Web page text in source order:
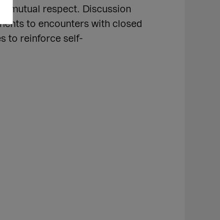
mutual respect. Discussion
to encounters with closed
to reinforce self-